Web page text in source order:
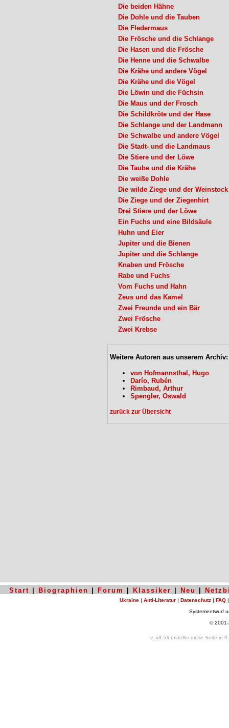
Die beiden Hähne
Die Dohle und die Tauben
Die Fledermaus
Die Frösche und die Schlange
Die Hasen und die Frösche
Die Henne und die Schwalbe
Die Krähe und andere Vögel
Die Krähe und die Vögel
Die Löwin und die Füchsin
Die Maus und der Frosch
Die Schildkröte und der Hase
Die Schlange und der Landmann
Die Schwalbe und andere Vögel
Die Stadt- und die Landmaus
Die Stiere und der Löwe
Die Taube und die Krähe
Die weiße Dohle
Die wilde Ziege und der Weinstock
Die Ziege und der Ziegenhirt
Drei Stiere und der Löwe
Ein Fuchs und eine Bildsäule
Huhn und Eier
Jupiter und die Bienen
Jupiter und die Schlange
Knaben und Frösche
Rabe und Fuchs
Vom Fuchs und Hahn
Zeus und das Kamel
Zwei Freunde und ein Bär
Zwei Frösche
Zwei Krebse
Weitere Autoren aus unserem Archiv:
von Hofmannsthal, Hugo
Darío, Rubén
Rimbaud, Arthur
Spengler, Oswald
zurück zur Übersicht
Start Biographien Forum Klassiker Neu
Ukraine | Anti-Literatur | Datenschutz | FAQ
Systementwurf
©
v_v3.53 erstellte diese Seite in